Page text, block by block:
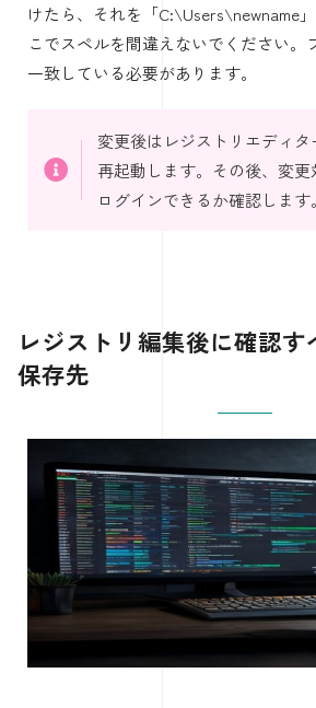
けたら、それを「C:\Users\newname
こでスペルを間違えないでください。
一致している必要があります。
変更後はレジストリエディタ
再起動します。その後、変
ログインできるか確認します。
レジストリ編集後に確認す
保存先